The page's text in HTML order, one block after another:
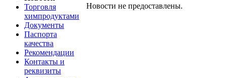
Торговля
химпродуктами
Документы
Паспорта
качества
Рекомендации
Контакты и
реквизиты
Новости не предоставлены.